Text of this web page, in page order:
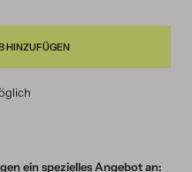
HINZUFÜGEN
ein spezielles Angebot an: